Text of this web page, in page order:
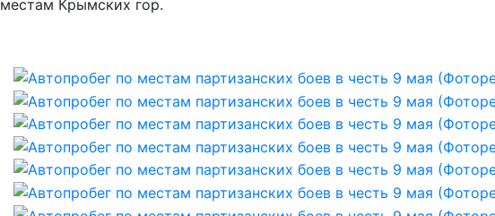
местам Крымских гор.